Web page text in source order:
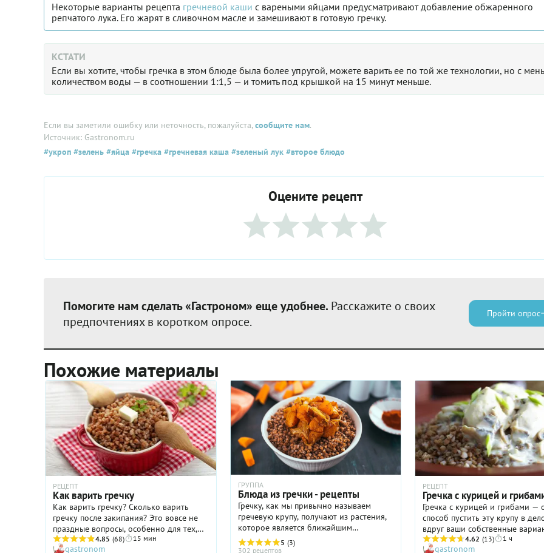
Некоторые варианты рецепта гречневой каши с вареными яйцами предусматривают добавление обжаренного
репчатого лука. Его жарят в сливочном масле и замешивают в готовую гречку.
КСТАТИ
Если вы хотите, чтобы гречка в этом блюде была более упругой, можете варить ее по той же технологии, но с
количеством воды — в соотношении 1:1,5 — и томить под крышкой на 15 минут меньше.
Если вы заметили ошибку или неточность, пожалуйста,сообщите нам.
Источник: Gastronom.ru
#укроп #зелень #яйца #гречка #гречневая каша #зеленый лук #второе блюдо
Оцените рецепт
Помогите нам сделать «Гастроном» еще удобнее. Расскажите о своих
предпочтениях в коротком опросе.
Пройти опрос
Похожие материалы
РЕЦЕПТ
Как варить гречку
Как варить гречку? Сколько варить
гречку после закипания? Это вовсе не
праздные вопросы, особенно для тех,
кому еще не исполнилось тридцати. В
жизни каждого наступает день, когда
4.85 (68) 15 мин
gastronom
ГРУППА
Блюда из гречки - рецепты
Гречку, как мы привычно называем
гречевую крупу, получают из растения,
которое является ближайшим
родственниом щавеля и ревеня. Её
зерна настолько полезны, что на
5 (3)
302 рецептов
РЕЦЕПТ
Гречка с курицей и
Гречка с курицей и грибами —
способ пустить эту крупу в
вдруг ваши собственные
реализации неожиданно
близкие просят чего-то нового.
4.62 (13) 1 ч
gastronom